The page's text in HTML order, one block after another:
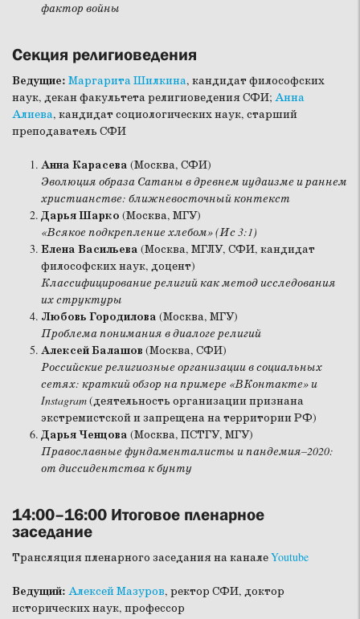
фактор войны
Секция религиоведения
Ведущие: Маргарита Шилкина, кандидат философских
наук, декан факультета религиоведения СФИ; Анна
Алиева, кандидат социологических наук, старший
преподаватель СФИ
Анна Карасева (Москва, СФИ)
Эволюция образа Сатаны в древнем иудаизме и раннем
христианстве: ближневосточный контекст
Дарья Шарко (Москва, МГУ)
«Всякое подкрепление хлебом» (Ис 3:1)
Елена Васильева (Москва, МГЛУ, СФИ, кандидат
философских наук, доцент)
Классифицирование религий как метод исследования
их структуры
Любовь Городилова (Москва, МГУ)
Проблема понимания в диалоге религий
Алексей Балашов (Москва, СФИ)
Российские религиозные организации в социальных
сетях: краткий обзор на примере «ВКонтакте» и
Instagram(деятельность организации признана
экстремистской и запрещена на территории РФ)
Дарья Ченцова (Москва, ПСТГУ, МГУ)
Православные фундаменталисты и пандемия–2020:
от диссидентства к бунту
14:00–16:00 Итоговое пленарное
заседание
Трансляция пленарного заседания на каналеYoutube
Ведущий: Алексей Мазуров, ректор СФИ, доктор
исторических наук, профессор